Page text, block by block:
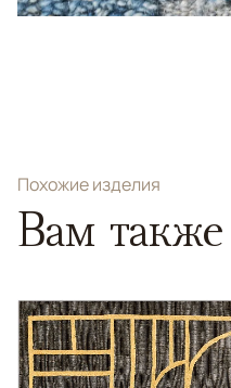
Похожие изделия
Вам